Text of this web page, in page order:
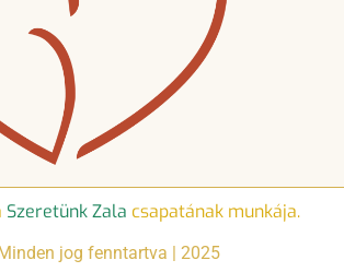
Szeretünk Zala csapatának munkája.
jog fenntartva | 2025